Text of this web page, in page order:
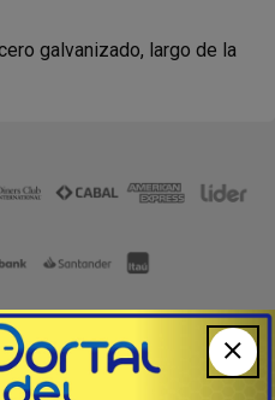
galvanizado, largo de la